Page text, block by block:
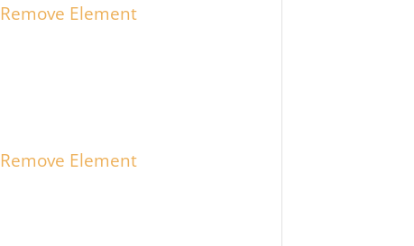
Remove Element
Remove Element